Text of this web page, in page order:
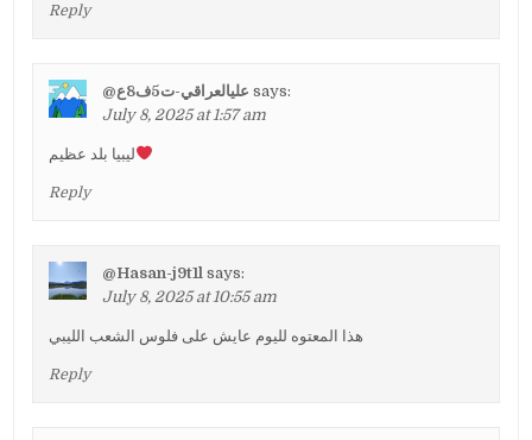
Reply
@عليالعراقي-ت5ف8ع says:
July 8, 2025 at 1:57 am
ليبيا بلد عظيم
Reply
@Hasan-j9t1l says:
July 8, 2025 at 10:55 am
هذا المعتوه لليوم عايش على فلوس الشعب الليبي
Reply